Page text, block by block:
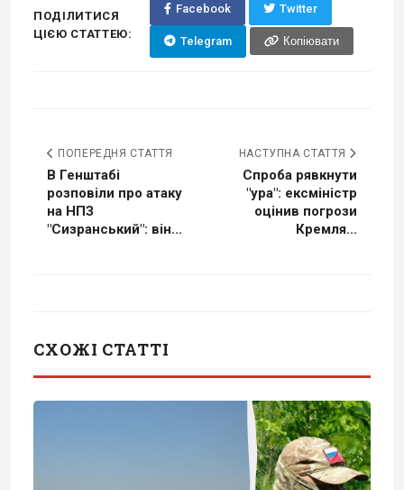
ПОДІЛИТИСЯ
ЦІЄЮ СТАТТЕЮ:
Facebook Twitter
Telegram Копіювати
ПОПЕРЕДНЯ СТАТТЯ
В Генштабі
розповіли про атаку
на НПЗ
"Сизранський": він...
НАСТУПНА СТАТТЯ
Спроба рявкнути
"ура": ексміністр
оцінив погрози
Кремля...
СХОЖІ СТАТТІ